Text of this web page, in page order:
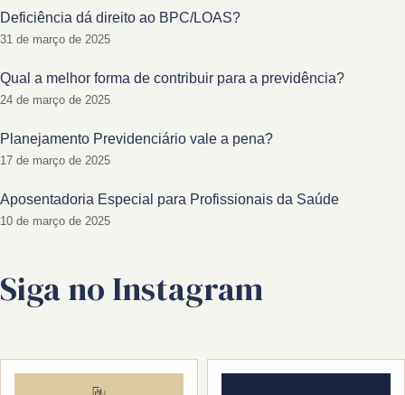
Deficiência dá direito ao BPC/LOAS?
31 de março de 2025
Qual a melhor forma de contribuir para a previdência?
24 de março de 2025
Planejamento Previdenciário vale a pena?
17 de março de 2025
Aposentadoria Especial para Profissionais da Saúde
10 de março de 2025
Siga no Instagram